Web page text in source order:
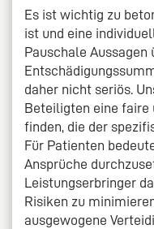
Es ist wichtig zu
ist und eine
Pauschale
daher nicht seriös.
Beteiligten eine faire
finden, die der
Für Patienten
Ansprüche
Leistungserbringer
Risiken zu
ausgewogene